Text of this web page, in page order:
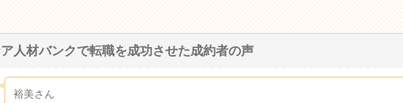
人材バンクで転職を成功させた成約者の声
裕美さん